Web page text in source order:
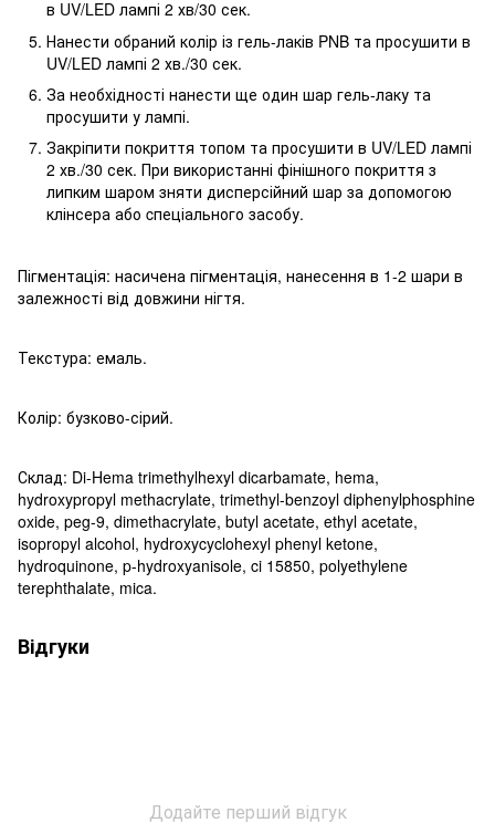
в UV/LED лампі 2 хв/30 сек.
Нанести обраний колір із гель-лаків PNB та просушити в
UV/LED лампі 2 хв./30 сек.
За необхідності нанести ще один шар гель-лаку та
просушити у лампі.
Закріпити покриття топом та просушити в UV/LED лампі
2 хв./30 сек. При використанні фінішного покриття з
липким шаром зняти дисперсійний шар за допомогою
клінсера або cпеціального засобу.
Пігментація: насичена пігментація, нанесення в 1-2 шари в
залежності від довжини нігтя.
Текстура: емаль.
Колір: бузково-сірий.
Склад: Di-Hema trimethylhexyl dicarbamate, hema,
hydroxypropyl methacrylate, trimethyl-benzoyl diphenylphosphine
oxide, peg-9, dimethacrylate, butyl acetate, ethyl acetate,
isopropyl alcohol, hydroxycyclohexyl phenyl ketone,
hydroquinone, p-hydroxyanisole, ci 15850, polyethylene
terephthalate, mica.
Відгуки
Додайте перший відгук